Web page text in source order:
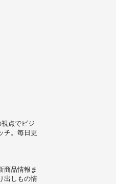
」
点でビジ
チ。毎日更
商品情報ま
出しもの情